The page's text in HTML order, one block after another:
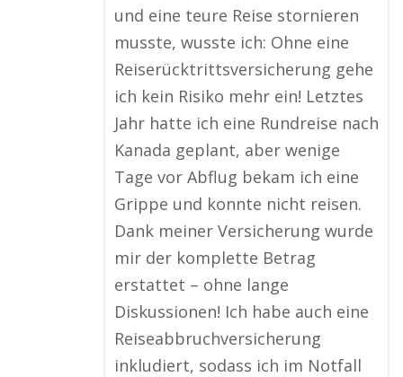
und eine teure Reise stornieren
musste, wusste ich: Ohne eine
Reiserücktrittsversicherung gehe
ich kein Risiko mehr ein! Letztes
Jahr hatte ich eine Rundreise nach
Kanada geplant, aber wenige
Tage vor Abflug bekam ich eine
Grippe und konnte nicht reisen.
Dank meiner Versicherung wurde
mir der komplette Betrag
erstattet – ohne lange
Diskussionen! Ich habe auch eine
Reiseabbruchversicherung
inkludiert, sodass ich im Notfall